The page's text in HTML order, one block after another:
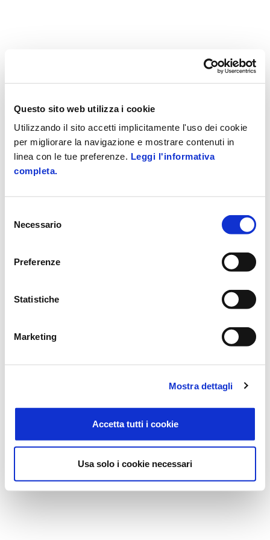
Questo sito web utilizza i cookie
Utilizzando il sito accetti implicitamente l'uso dei cookie
per migliorare la navigazione e mostrare contenuti in
linea con le tue preferenze. Leggi l'informativa
completa.
delNecessario
Preferenze
Statistiche
Marketing
Mostra dettagli
Accetta tutti i cookie
Usa solo i cookie necessari